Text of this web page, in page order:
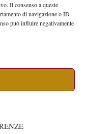
Il consenso a queste
di navigazione o ID
può influire negativamente